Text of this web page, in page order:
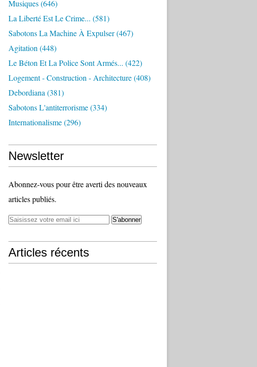
Musiques(646)
La Liberté Est Le Crime... (581)
Sabotons La Machine À Expulser(467)
Agitation (448)
Le Béton Et La Police Sont Armés... (422)
Logement - Construction - Architecture(408)
Debordiana (381)
Sabotons L'antiterrorisme(334)
Internationalisme(296)
Newsletter
Abonnez-vous pour être averti des nouveaux
articles publiés.
Articles récents